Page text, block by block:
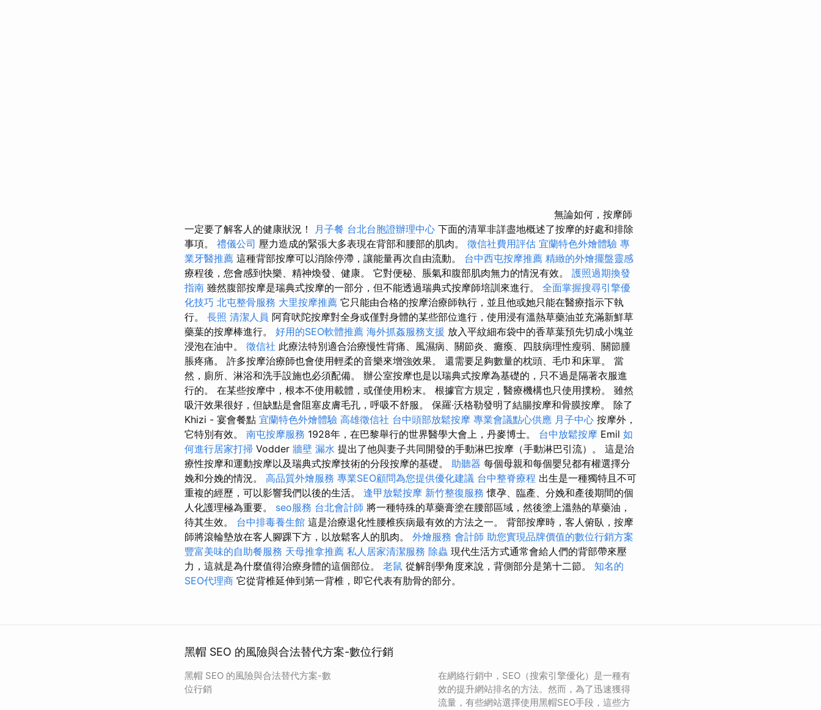
無論如何，按摩師
一定要了解客人的健康狀況！
月子餐 台北台胞證辦理中心 下面的清單非詳盡地概述了按摩的好處和排除
事項。 禮儀公司 壓力造成的緊張大多表現在背部和腰部的肌肉。 徵信社費用評估 宜蘭特色外燴體驗 專
業牙醫推薦 這種背部按摩可以消除停滯，讓能量再次自由流動。 台中西屯按摩推薦 精緻的外燴擺盤靈感
療程後，您會感到快樂、精神煥發、健康。 它對便秘、脹氣和腹部肌肉無力的情況有效。 護照過期換發
指南 雖然腹部按摩是瑞典式按摩的一部分，但不能透過瑞典式按摩師培訓來進行。 全面掌握搜尋引擎優
化技巧 北屯整骨服務 大里按摩推薦 它只能由合格的按摩治療師執行，並且他或她只能在醫療指示下執
行。 長照 清潔人員 阿育吠陀按摩對全身或僅對身體的某些部位進行，使用浸有溫熱草藥油並充滿新鮮草
藥葉的按摩棒進行。 好用的SEO軟體推薦 海外抓姦服務支援 放入平紋細布袋中的香草葉預先切成小塊並
浸泡在油中。 徵信社 此療法特別適合治療慢性背痛、風濕病、關節炎、癱瘓、四肢病理性瘦弱、關節腫
脹疼痛。 許多按摩治療師也會使用輕柔的音樂來增強效果。 還需要足夠數量的枕頭、毛巾和床單。 當
然，廁所、淋浴和洗手設施也必須配備。 辦公室按摩也是以瑞典式按摩為基礎的，只不過是隔著衣服進
行的。 在某些按摩中，根本不使用載體，或僅使用粉末。 根據官方規定，醫療機構也只使用撲粉。 雖然
吸汗效果很好，但缺點是會阻塞皮膚毛孔，呼吸不舒服。 保羅·沃格勒發明了結腸按摩和骨膜按摩。 除了
Khizi - 宴會餐點 宜蘭特色外燴體驗 高雄徵信社 台中頭部放鬆按摩 專業會議點心供應 月子中心 按摩外，
它特別有效。 南屯按摩服務 1928年，在巴黎舉行的世界醫學大會上，丹麥博士。 台中放鬆按摩 Emil 如
何進行居家打掃 Vodder 牆壁 漏水 提出了他與妻子共同開發的手動淋巴按摩（手動淋巴引流）。 這是治
療性按摩和運動按摩以及瑞典式按摩技術的分段按摩的基礎。 助聽器 每個母親和每個嬰兒都有權選擇分
娩和分娩的情況。 高品質外燴服務 專業SEO顧問為您提供優化建議 台中整脊療程 出生是一種獨特且不可
重複的經歷，可以影響我們以後的生活。 逢甲放鬆按摩 新竹整復服務 懷孕、臨產、分娩和產後期間的個
人化護理極為重要。 seo服務 台北會計師 將一種特殊的草藥膏塗在腰部區域，然後塗上溫熱的草藥油，
待其生效。 台中排毒養生館 這是治療退化性腰椎疾病最有效的方法之一。 背部按摩時，客人俯臥，按摩
師將滾輪墊放在客人腳踝下方，以放鬆客人的肌肉。 外燴服務 會計師 助您實現品牌價值的數位行銷方案
豐富美味的自助餐服務 天母推拿推薦 私人居家清潔服務 除蟲 現代生活方式通常會給人們的背部帶來壓
力，這就是為什麼值得治療身體的這個部位。 老鼠 從解剖學角度來說，背側部分是第十二節。 知名的
SEO代理商 它從背椎延伸到第一背椎，即它代表有肋骨的部分。
黑帽 SEO 的風險與合法替代方案-數位行銷
黑帽 SEO 的風險與合法替代方案-數
位行銷
在網絡行銷中，SEO（搜索引擎優化）是一種有
效的提升網站排名的方法。然而，為了迅速獲得
流量，有些網站選擇使用黑帽SEO手段，這些方